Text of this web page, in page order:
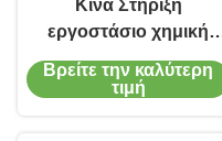
Κίνα Στήριξη
εργοστάσιο χημική
αντλία χονδρική
εκκεντροκεντρική
Βρείτε την καλύτερη
τιμή